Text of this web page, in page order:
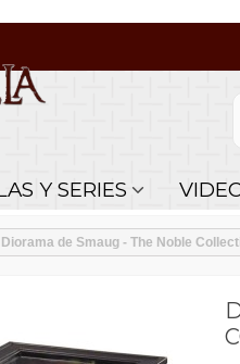
Y SERIES
Diorama de Smaug - The Noble